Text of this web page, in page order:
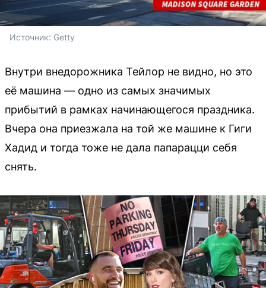
Источник: Getty
Внутри внедорожника Тейлор не видно, но это
её машина — одно из самых значимых
прибытий в рамках начинающегося праздника.
Вчера она приезжала на той же машине к Гиги
Хадид и тогда тоже не дала папарацци себя
снять.